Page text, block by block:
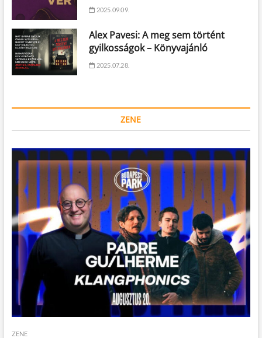
2025.09.09.
Alex Pavesi: A meg sem történt
gyilkosságok – Könyvajánló
2025.07.28.
ZENE
ZENE